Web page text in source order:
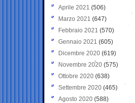
Aprile 2021 (506)
Marzo 2021 (647)
Febbraio 2021 (570)
Gennaio 2021 (605)
Dicembre 2020 (619)
Novembre 2020 (575)
Ottobre 2020 (638)
Settembre 2020(465)
Agosto 2020 (588)